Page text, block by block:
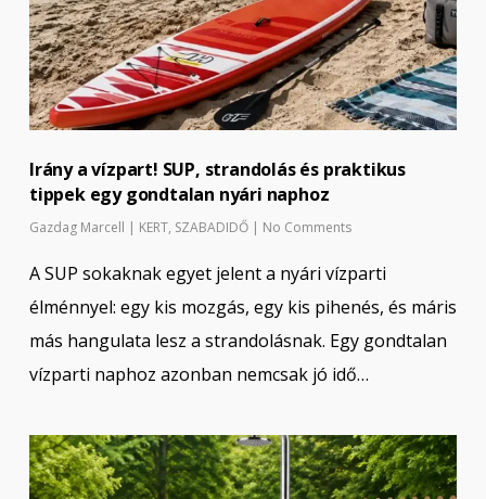
Irány a vízpart! SUP, strandolás és praktikus
tippek egy gondtalan nyári naphoz
Gazdag Marcell | KERT, SZABADIDŐ | No Comments
A SUP sokaknak egyet jelent a nyári vízparti
élménnyel: egy kis mozgás, egy kis pihenés, és máris
más hangulata lesz a strandolásnak. Egy gondtalan
vízparti naphoz azonban nemcsak jó idő…